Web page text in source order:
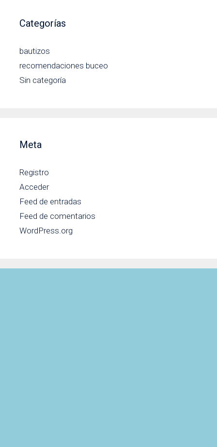
Categorías
bautizos
recomendaciones buceo
Sin categoría
Meta
Registro
Acceder
Feed de entradas
Feed de comentarios
WordPress.org